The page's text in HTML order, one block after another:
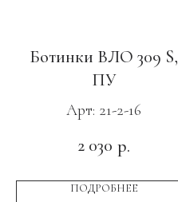
Ботинки ВЛО 309 S,
ПУ
Арт: 21-2-16
2 030 р.
ПОДРОБНЕЕ